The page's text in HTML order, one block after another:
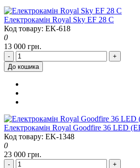
Електрокамін Royal Sky EF 28 C
Код товару: EK-618
0
13 000 грн.
-
+
До кошика
Електрокамін Royal Goodfire 36 LED
Код товару: EK-1348
0
23 000 грн.
-
+